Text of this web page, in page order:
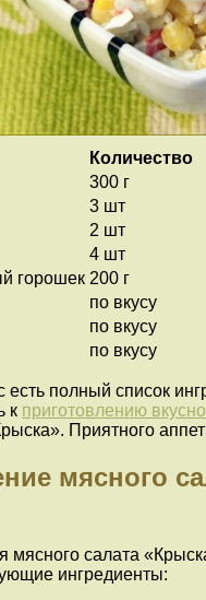
Количество
300 г
3 шт
2 шт
4 шт
горошек 200 г
по вкусу
по вкусу
по вкусу
есть полный список
к приготовлению
Приятного
мясного
мясного салата
ингредиенты: